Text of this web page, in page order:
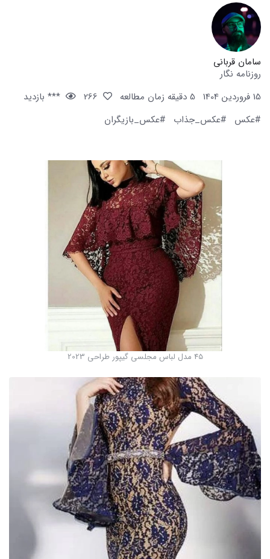
سامان قربانی
روزنامه نگار
15 فروردین 1404
5 دقیقه زمان مطالعه
*** بازدید
#عکس
#عکس_جذاب #عکس_بازیگران
45 مدل لباس مجلسی گيپور طراحی 2023